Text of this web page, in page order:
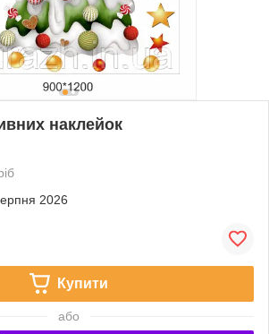
наклейок
2026
Купити
або